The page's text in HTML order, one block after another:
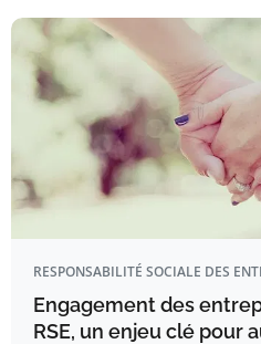
RESPONSABILITÉ SOCIALE DES
Engagement des
RSE, un enjeu clé pour